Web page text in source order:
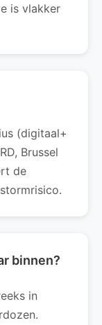
is vlakker
(digitaal+
Brussel
de
binnen?
in